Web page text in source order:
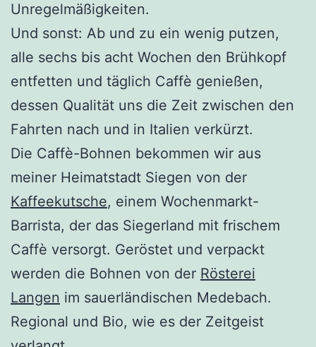
Unregelmäßigkeiten.
Und sonst: Ab und zu ein wenig putzen,
alle sechs bis acht Wochen den Brühkopf
entfetten und täglich Caffè genießen,
dessen Qualität uns die Zeit zwischen den
Fahrten nach und in Italien verkürzt.
Die Caffè-Bohnen bekommen wir aus
meiner Heimatstadt Siegen von der
Kaffeekutsche, einem Wochenmarkt-
Barrista, der das Siegerland mit frischem
Caffè versorgt. Geröstet und verpackt
werden die Bohnen von der Rösterei
Langen im sauerländischen Medebach.
Regional und Bio, wie es der Zeitgeist